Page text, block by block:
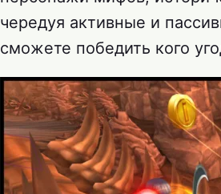
чередуя активные и
сможете победить кого